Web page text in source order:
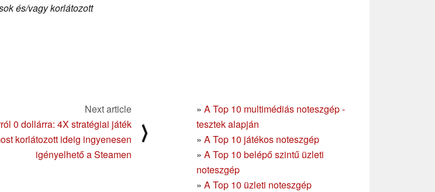
és/vagy korlátozott
» A Top 10 multimédiás noteszgép -
tesztek alapján
» A Top 10 játékos noteszgép
» A Top 10 belépő szintű üzleti
noteszgép
» A Top 10 üzleti noteszgép
Next article
0 dollárra: 4X stratégiai játék
korlátozott ideig ingyenesen
igényelhető a Steamen
⟩